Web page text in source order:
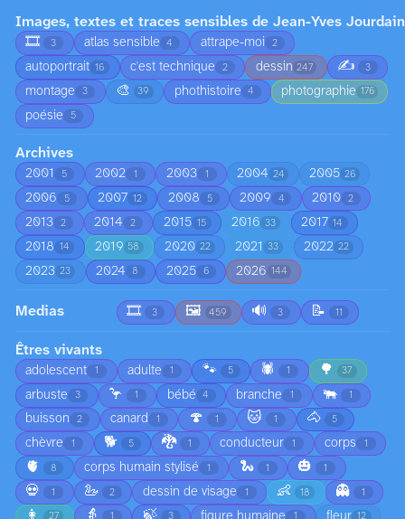
Images, textes et traces sensibles de Jean-Yves Jourdain
🎞️
3 atlas sensible 4 attrape-moi 2
autoportrait 16 c'est technique 2 dessin 247 ✍️ 3
montage 3 🎨 39 phothistoire 4 photographie 176
poésie 5
Archives
2001 5 2002 1 2003 1 2004 24 2005 26
2006 5 2007 12 2008 5 2009 4 2010 2
2013 2 2014 2 2015 15 2016 33 2017 14
2018 14 2019 58 2020 22 2021 33 2022 22
2023 23 2024 8 2025 6 2026 144
Medias 🎞️ 3 🖼️ 459 🔊 3 📝 11
Êtres vivants
adolescent 1 adulte 1 🐾 5 🕷️ 1 🌳 37
arbuste 3 🦩 1 bébé 4 branche 1 🐃 1
buisson 2 canard 1 🍄 1 🐱 1 🐴 5
chèvre 1 🐕 5 🐉 1 conducteur 1 corps 1
🫀 8 corps humain stylisé 1 🐍 1 🎃 1
💀 1 🦢 2 dessin de visage 1 👶 18 👻 1
👩 27 👵 1 🍃 3 1 12